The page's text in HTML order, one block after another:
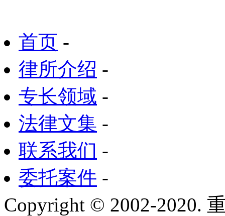
首页 -
律所介绍 -
专长领域 -
法律文集 -
联系我们 -
委托案件 -
Copyright © 2002-2020.